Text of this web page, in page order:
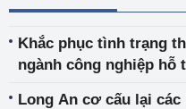
Khắc phục tình trạng
ngành công nghiệp hỗ
Long An cơ cấu lại